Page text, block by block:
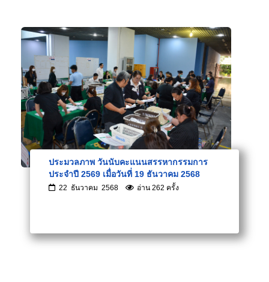
ประมวลภาพ วันนับคะแนนสรรหากรรมการ
ประจำปี 2569 เมื่อวันที่ 19 ธันวาคม 2568
22 ธันวาคม 2568 อ่าน 262 ครั้ง